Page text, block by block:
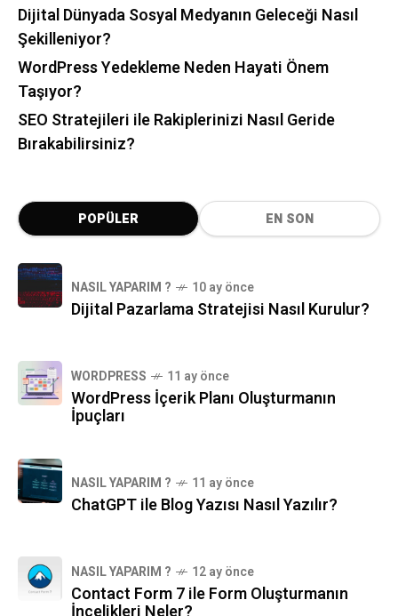
Dijital Dünyada Sosyal Medyanın Geleceği Nasıl
Şekilleniyor?
WordPress Yedekleme Neden Hayati Önem
Taşıyor?
SEO Stratejileri ile Rakiplerinizi Nasıl Geride
Bırakabilirsiniz?
POPÜLER EN SON
NASIL YAPARIM ? 10 ay önce
Dijital Pazarlama Stratejisi Nasıl Kurulur?
WORDPRESS 11 ay önce
WordPress İçerik Planı Oluşturmanın
İpuçları
NASIL YAPARIM ? 11 ay önce
ChatGPT ile Blog Yazısı Nasıl Yazılır?
NASIL YAPARIM ? 12 ay önce
Contact Form 7 ile Form Oluşturmanın